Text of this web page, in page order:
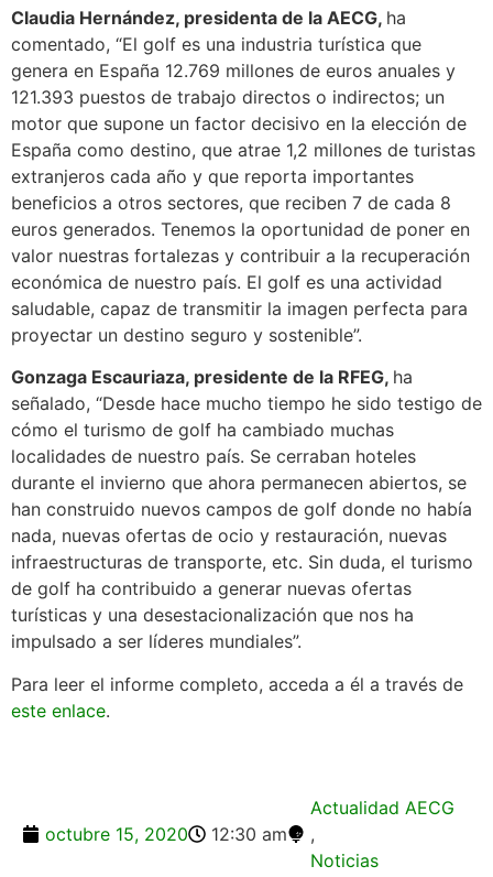
Claudia Hernández, presidenta de la AECG, ha
comentado, “El golf es una industria turística que
genera en España 12.769 millones de euros anuales y
121.393 puestos de trabajo directos o indirectos; un
motor que supone un factor decisivo en la elección de
España como destino, que atrae 1,2 millones de turistas
extranjeros cada año y que reporta importantes
beneficios a otros sectores, que reciben 7 de cada 8
euros generados. Tenemos la oportunidad de poner en
valor nuestras fortalezas y contribuir a la recuperación
económica de nuestro país. El golf es una actividad
saludable, capaz de transmitir la imagen perfecta para
proyectar un destino seguro y sostenible”.
Gonzaga Escauriaza, presidente de la RFEG, ha
señalado, “Desde hace mucho tiempo he sido testigo de
cómo el turismo de golf ha cambiado muchas
localidades de nuestro país. Se cerraban hoteles
durante el invierno que ahora permanecen abiertos, se
han construido nuevos campos de golf donde no había
nada, nuevas ofertas de ocio y restauración, nuevas
infraestructuras de transporte, etc. Sin duda, el turismo
de golf ha contribuido a generar nuevas ofertas
turísticas y una desestacionalización que nos ha
impulsado a ser líderes mundiales”.
Para leer el informe completo, acceda a él a través de
este enlace.
octubre 15, 2020 12:30 am
Actualidad AECG
,
Noticias